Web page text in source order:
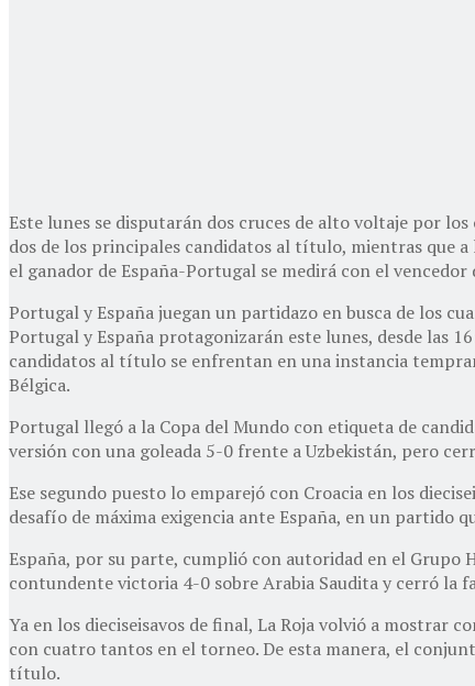
Este lunes se disputarán dos cruces de alto voltaje por
dos de los principales candidatos al título, mientras que
el ganador de España-Portugal se medirá con el vencedor
Portugal y España juegan un partidazo en busca de los
Portugal y España protagonizarán este lunes, desde las
candidatos al título se enfrentan en una instancia
Bélgica.
Portugal llegó a la Copa del Mundo con etiqueta de
versión con una goleada 5-0 frente a Uzbekistán, pero
Ese segundo puesto lo emparejó con Croacia en los
desafío de máxima exigencia ante España, en un partido
España, por su parte, cumplió con autoridad en el Grupo
contundente victoria 4-0 sobre Arabia Saudita y cerró la
Ya en los dieciseisavos de final, La Roja volvió a mostrar
con cuatro tantos en el torneo. De esta manera, el
título.